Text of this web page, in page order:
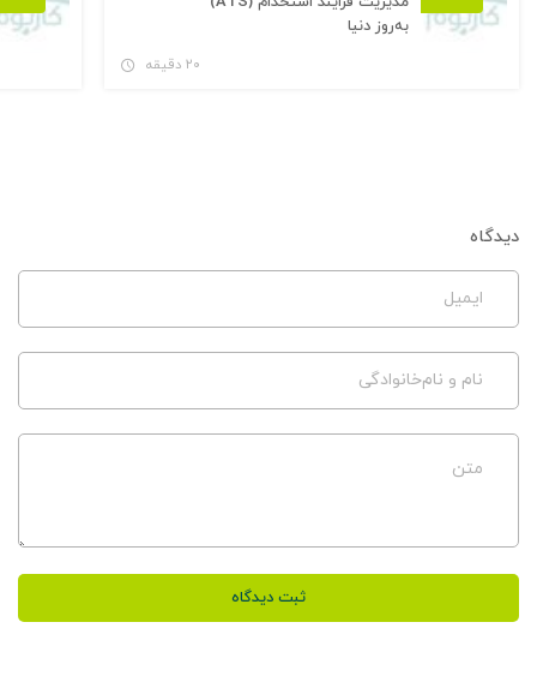
به‌روز دنیا
۲۰ دقیقه
دیدگاه
ایمیل
نام و نام‌خانوادگی
متن
ثبت دیدگاه